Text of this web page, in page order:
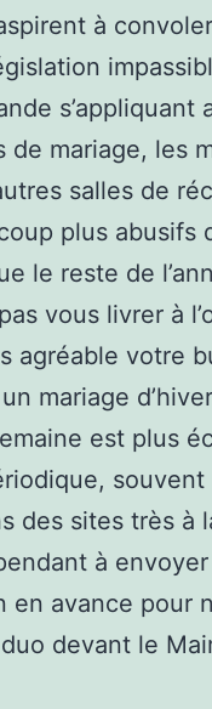
à
s’appliquant
de mariage, les
salles de
plus abusifs
le reste de
vous livrer à
agréable votre
mariage
est plus
souvent
des sites très à
à
en avance pour
devant le